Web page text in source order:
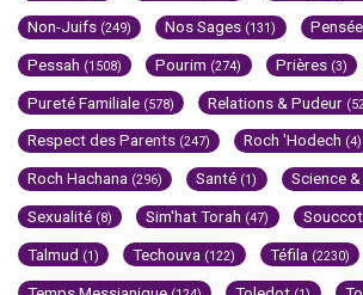
Non-Juifs (249) Nos Sages (131)
Pessah (1508) Pourim (274) Prières (3)
Pureté Familiale (578) Relations & Pudeur
Respect des Parents (247) Roch 'Hodech (4)
Roch Hachana (296) Santé (1) Science
Sexualité (8) Sim'hat Torah (47) Souccot
Talmud (1) Techouva (122) Téfila (2230)